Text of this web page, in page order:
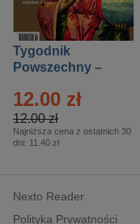
Tygodnik
Powszechny –
12.00 zł
12.00 zł
Najniższa cena z ostatnich 30
dni: 11.40 zł
Nexto Reader
Polityka Prywatności